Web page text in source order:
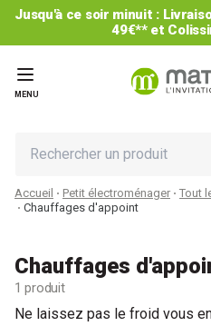
Jusqu'à ce soir minuit :
49€** et
MENU
Accueil Petit électroménager
Tout
Chauffages d'appoint
Chauffages
1 produit
Ne laissez pas le froid vous